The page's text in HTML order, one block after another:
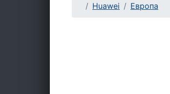
Huawei Европа